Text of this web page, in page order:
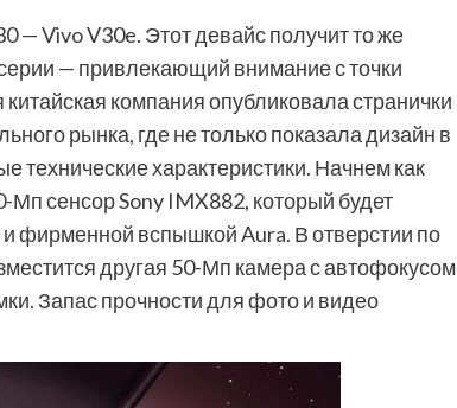
— Vivo V30e. Этот девайс получит то же
— привлекающий внимание с точки
компания опубликовала странички
рынка, где не только показала дизайн в
технические характеристики. Начнем как
Мп сенсор Sony IMX882, который будет
фирменной вспышкой Aura. В отверстии по
другая 50-Мп камера с автофокусом
Запас прочности для фото и видео